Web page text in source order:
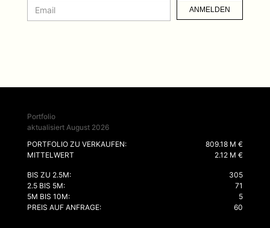
ANMELDEN
Portfolio
aktualisiert August 2026
PORTFOLIO ZU VERKAUFEN:
809.18 M €
MITTELWERT
2.12 M €
BIS ZU 2.5M:
305
2.5 BIS 5M:
71
5M BIS 10M:
5
PREIS AUF ANFRAGE:
60